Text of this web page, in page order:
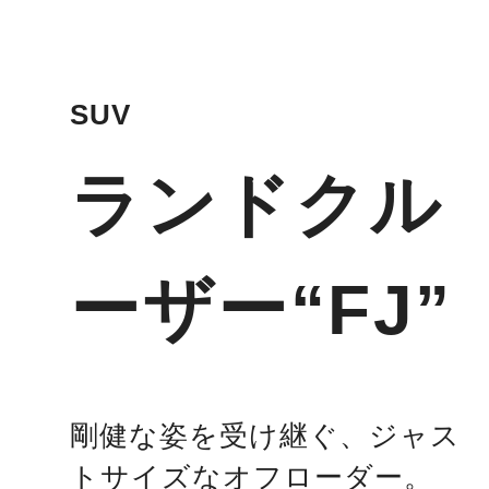
SUV
ランドクル
ーザー“FJ”
剛健な姿を受け継ぐ、ジャス
トサイズなオフローダー。